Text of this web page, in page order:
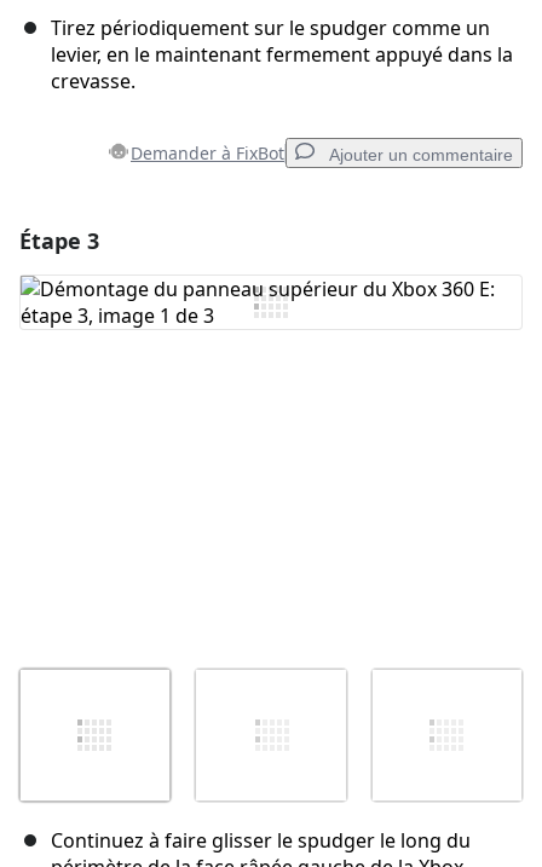
Tirez périodiquement sur le spudger comme un
levier, en le maintenant fermement appuyé dans la
crevasse.
Demander à FixBot Ajouter un commentaire
Ajouter un commentaire
Étape 3
Continuez à faire glisser le spudger le long du